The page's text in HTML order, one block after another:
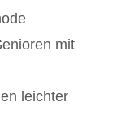
mit
leichter